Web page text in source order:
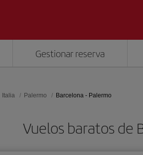
Gestionar reserva
Italia Palermo Barcelona - Palermo
Vuelos baratos de